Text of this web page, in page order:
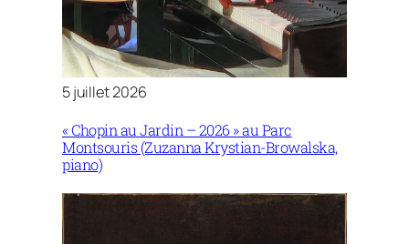
5 juillet 2026
« Chopin au Jardin – 2026 » au Parc
Montsouris (Zuzanna Krystian-Browalska,
piano)